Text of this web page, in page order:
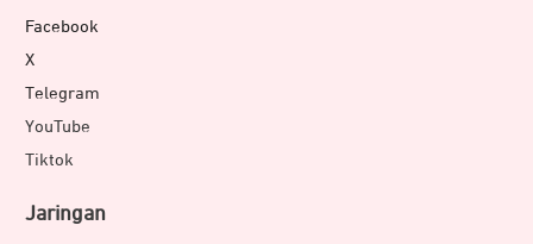
Facebook
X
Telegram
YouTube
Tiktok
Jaringan